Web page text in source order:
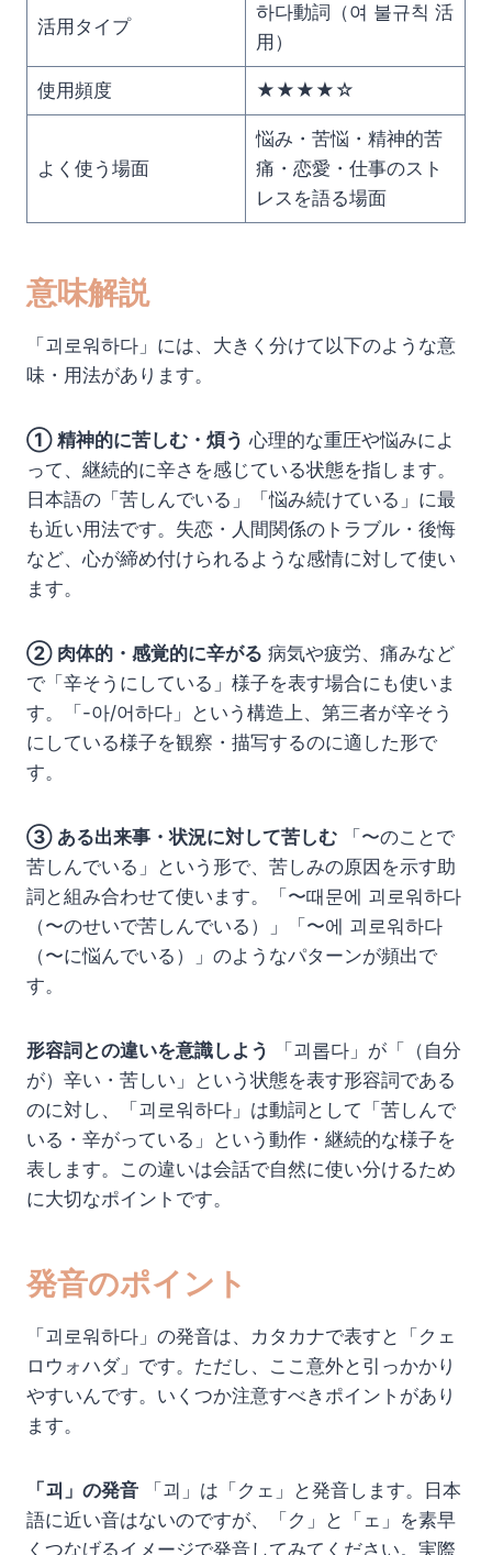
活用タイプ
하다動詞（여 불규칙 活
用）
使用頻度 ★★★★☆
よく使う場面
悩み・苦悩・精神的苦
痛・恋愛・仕事のスト
レスを語る場面
意味解説
「괴로워하다」には、大きく分けて以下のような意
味・用法があります。
① 精神的に苦しむ・煩う 心理的な重圧や悩みによ
って、継続的に辛さを感じている状態を指します。
日本語の「苦しんでいる」「悩み続けている」に最
も近い用法です。失恋・人間関係のトラブル・後悔
など、心が締め付けられるような感情に対して使い
ます。
② 肉体的・感覚的に辛がる 病気や疲労、痛みなど
で「辛そうにしている」様子を表す場合にも使いま
す。「-아/어하다」という構造上、第三者が辛そう
にしている様子を観察・描写するのに適した形で
す。
③ ある出来事・状況に対して苦しむ 「〜のことで
苦しんでいる」という形で、苦しみの原因を示す助
詞と組み合わせて使います。「〜때문에 괴로워하다
（〜のせいで苦しんでいる）」「〜에 괴로워하다
（〜に悩んでいる）」のようなパターンが頻出で
す。
形容詞との違いを意識しよう
「괴롭다」が「（自分
が）辛い・苦しい」という状態を表す形容詞である
のに対し、「괴로워하다」は動詞として「苦しんで
いる・辛がっている」という動作・継続的な様子を
表します。この違いは会話で自然に使い分けるため
に大切なポイントです。
発音のポイント
「괴로워하다」の発音は、カタカナで表すと「クェ
ロウォハダ」です。ただし、ここ意外と引っかかり
やすいんです。いくつか注意すべきポイントがあり
ます。
「괴」の発音 「괴」は「クェ」と発音します。日本
語に近い音はないのですが、「ク」と「ェ」を素早
くつなげるイメージで発音してみてください。実際